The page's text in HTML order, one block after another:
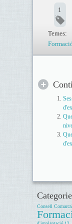
1
Temes:
Consell